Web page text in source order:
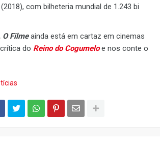
com bilheteria mundial de 1.243 bi
O Filmeainda está em cartaz em cinemas
do Reino do Cogumeloe nos conte o